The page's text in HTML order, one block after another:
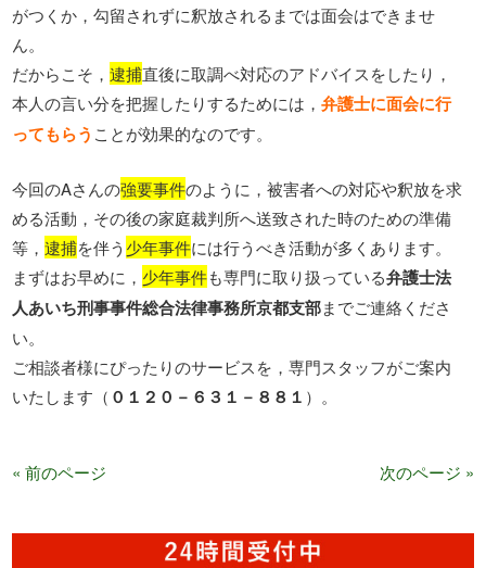
がつくか，勾留されずに釈放されるまでは面会はできませ
ん。
だからこそ，逮捕直後に取調べ対応のアドバイスをしたり，
本人の言い分を把握したりするためには，弁護士に面会に行
ってもらう ことが効果的なのです。
今回のAさんの強要事件のように，被害者への対応や釈放を求
める活動，その後の家庭裁判所へ送致された時のための準備
等，逮捕を伴う 少年事件には行うべき活動が多くあります。
まずはお早めに， 少年事件も専門に取り扱っている弁護士法
人あいち刑事事件総合法律事務所京都支部までご連絡くださ
い。
ご相談者様にぴったりのサービスを，専門スタッフがご案内
いたします（ ０１２０－６３１－８８１ ）。
« 前のページ 次のページ »